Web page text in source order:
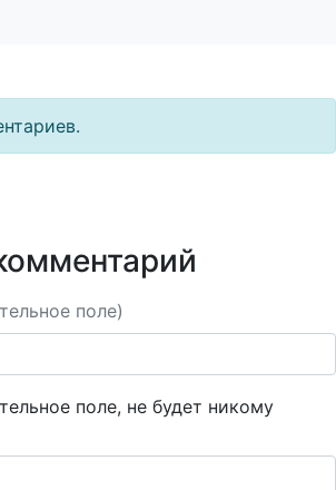
поле)
поле, не будет никому